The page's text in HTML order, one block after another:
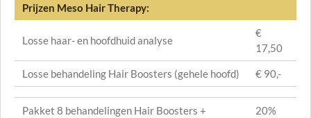
Prijzen Meso Hair Therapy:
Losse haar- en hoofdhuid analyse
€
17,50
Losse behandeling Hair Boosters (gehele hoofd) € 90,-
Pakket 8 behandelingen Hair Boosters +
20%